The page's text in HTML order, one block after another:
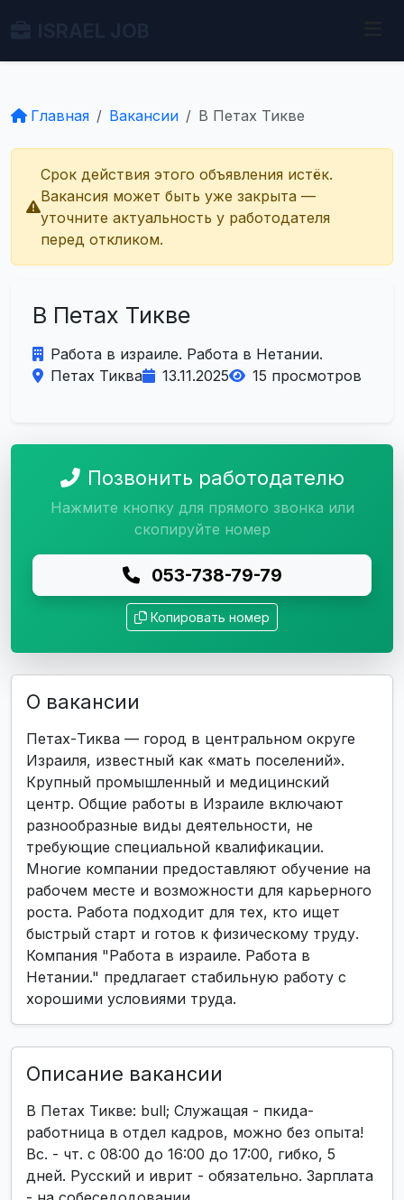
Главная Вакансии В Петах Тикве
Срок действия этого объявления истёк.
Вакансия может быть уже закрыта —
уточните актуальность у работодателя
перед откликом.
В Петах Тикве
Работа в израиле. Работа в Нетании.
Петах Тиква
13.11.2025 15 просмотров
Позвонить работодателю
Нажмите кнопку для прямого звонка или
скопируйте номер
053-738-79-79
Копировать номер
О вакансии
Петах-Тиква — город в центральном округе
Израиля, известный как «мать поселений».
Крупный промышленный и медицинский
центр. Общие работы в Израиле включают
разнообразные виды деятельности, не
требующие специальной квалификации.
Многие компании предоставляют обучение на
рабочем месте и возможности для карьерного
роста. Работа подходит для тех, кто ищет
быстрый старт и готов к физическому труду.
Компания "Работа в израиле. Работа в
Нетании." предлагает стабильную работу с
хорошими условиями труда.
Описание вакансии
В Петах Тикве: bull; Служащая - пкида-
работница в отдел кадров, можно без опыта!
Вс. - чт. с 08:00 до 16:00 до 17:00, гибко, 5
дней. Русский и иврит - обязательно. Зарплата